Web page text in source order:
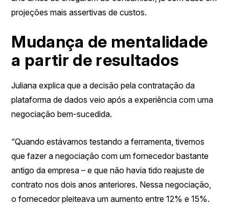
projeções mais assertivas de custos.
Mudança de mentalidade
a partir de resultados
Juliana explica que a decisão pela contratação da
plataforma de dados veio após a experiência com uma
negociação bem-sucedida.
“Quando estávamos testando a ferramenta, tivemos
que fazer a negociação com um fornecedor bastante
antigo da empresa – e que não havia tido reajuste de
contrato nos dois anos anteriores. Nessa negociação,
o fornecedor pleiteava um aumento entre 12% e 15%.